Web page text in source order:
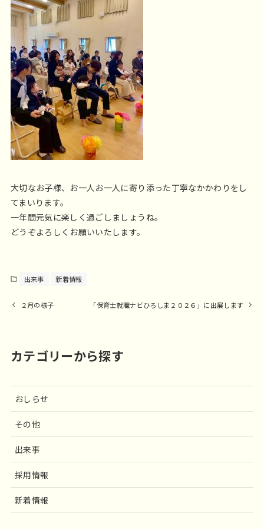
大切なお子様、お一人お一人に寄り添った丁寧なかかわりをし
てまいります。
一年間元気に楽しく過ごしましょうね。
どうぞよろしくお願いいたします。
出来事 新着情報
２月の様子 「保育士就職ナビひろしま２０２６」に出展します
カテゴリーから探す
おしらせ
その他
出来事
採用情報
新着情報